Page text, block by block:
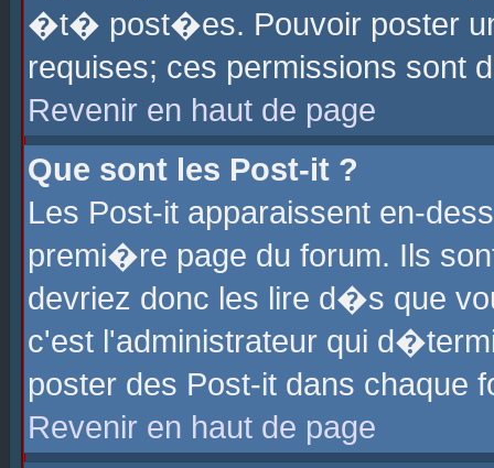
�t� post�es. Pouvoir poster
requises; ces permissions sont
Revenir en haut de page
Que sont les Post-it ?
Les Post-it apparaissent en-
premi�re page du forum. Ils
devriez donc les lire d�s que
c'est l'administrateur qui
poster des Post-it dans chaque
Revenir en haut de page